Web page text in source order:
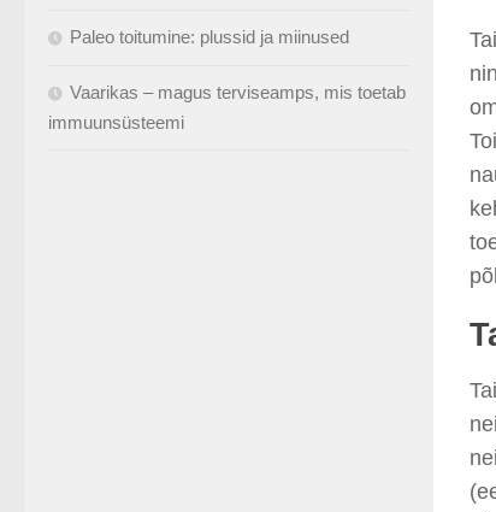
Paleo toitumine: plussid ja miinused
Vaarikas – magus terviseamps, mis toetab
immuunsüsteemi